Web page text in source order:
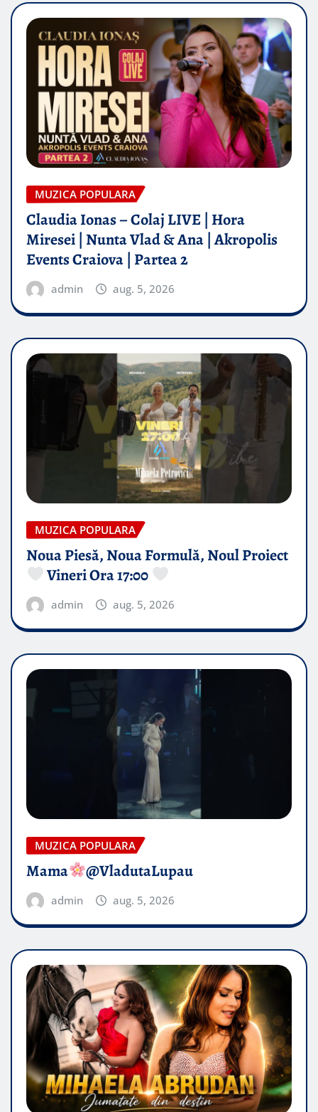
MUZICA POPULARA
Claudia Ionas – Colaj LIVE | Hora
Miresei | Nunta Vlad & Ana | Akropolis
Events Craiova | Partea 2
admin aug. 5, 2026
MUZICA POPULARA
Noua Piesă, Noua Formulă, Noul Proiect
Vineri Ora 17:00
admin aug. 5, 2026
MUZICA POPULARA
Mama @VladutaLupau
admin aug. 5, 2026